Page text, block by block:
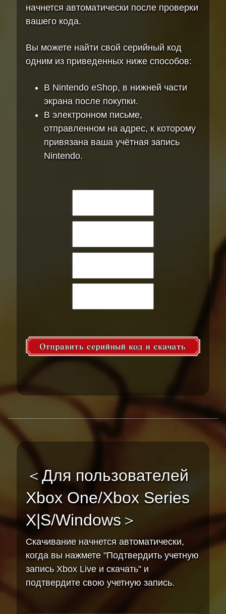
начнется автоматически после проверки
вашего кода.
Вы можете найти свой серийный код
одним из приведенных ниже способов:
В Nintendo eShop, в нижней части
экрана после покупки.
В электронном письме,
отправленном на адрес, к которому
привязана ваша учётная запись
Nintendo.
＜Для пользователей
Xbox One/Xbox Series
X|S/Windows＞
Скачивание начнется автоматически,
когда вы нажмете "Подтвердить учетную
запись Xbox Live и скачать" и
подтвердите свою учетную запись.